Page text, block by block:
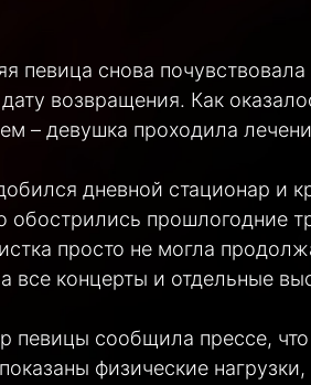
певица снова
дату возвращения. Как
– девушка проходила
дневной стационар и
обострились прошлогодние
просто не могла
все концерты и отдельные
певицы сообщила прессе,
физические